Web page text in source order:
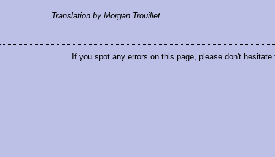
Translation by Morgan Trouillet.
If you spot any errors on this page, please don't